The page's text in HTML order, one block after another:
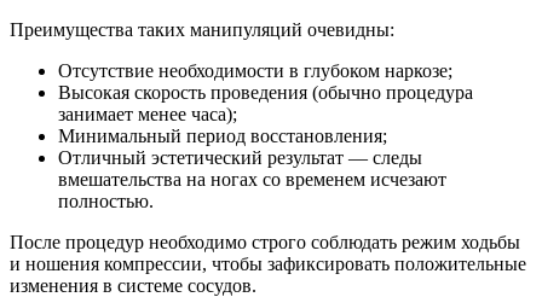
Преимущества таких манипуляций очевидны:
Отсутствие необходимости в глубоком наркозе;
Высокая скорость проведения (обычно процедура
занимает менее часа);
Минимальный период восстановления;
Отличный эстетический результат — следы
вмешательства на ногах со временем исчезают
полностью.
После процедур необходимо строго соблюдать режим ходьбы
и ношения компрессии, чтобы зафиксировать положительные
изменения в системе сосудов.